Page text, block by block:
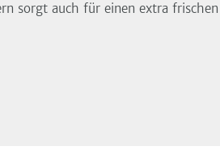
sorgt auch für einen extra